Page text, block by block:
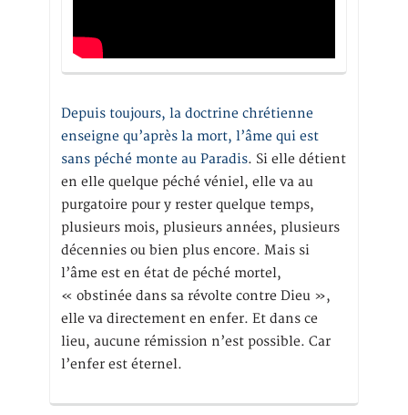
Depuis toujours, la doctrine chrétienne
enseigne qu’après la mort, l’âme qui est
sans péché monte au Paradis. Si elle détient
en elle quelque péché véniel, elle va au
purgatoire pour y rester quelque temps,
plusieurs mois, plusieurs années, plusieurs
décennies ou bien plus encore. Mais si
l’âme est en état de péché mortel,
« obstinée dans sa révolte contre Dieu »,
elle va directement en enfer. Et dans ce
lieu, aucune rémission n’est possible. Car
l’enfer est éternel.